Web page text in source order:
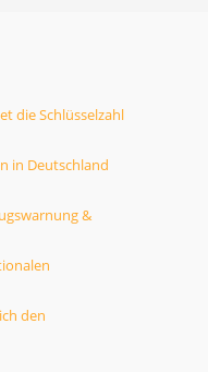
die Schlüsselzahl
in Deutschland
&
den